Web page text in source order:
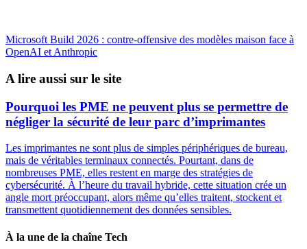
Microsoft Build 2026 : contre-offensive des modèles maison face à
OpenAI et Anthropic
A lire aussi sur le site
Pourquoi les PME ne peuvent plus se permettre de
négliger la sécurité de leur parc d’imprimantes
Les imprimantes ne sont plus de simples périphériques de bureau,
mais de véritables terminaux connectés. Pourtant, dans de
nombreuses PME, elles restent en marge des stratégies de
cybersécurité. À l’heure du travail hybride, cette situation crée un
angle mort préoccupant, alors même qu’elles traitent, stockent et
transmettent quotidiennement des données sensibles.
À la une de la chaîne Tech